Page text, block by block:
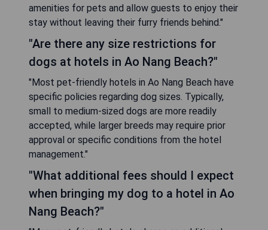
amenities for pets and allow guests to enjoy their
stay without leaving their furry friends behind."
"Are there any size restrictions for
dogs at hotels in Ao Nang Beach?"
"Most pet-friendly hotels in Ao Nang Beach have
specific policies regarding dog sizes. Typically,
small to medium-sized dogs are more readily
accepted, while larger breeds may require prior
approval or specific conditions from the hotel
management."
"What additional fees should I expect
when bringing my dog to a hotel in Ao
Nang Beach?"